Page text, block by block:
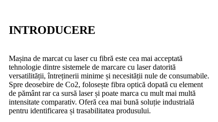
INTRODUCERE
Mașina de marcat cu laser cu fibră este cea mai acceptată
tehnologie dintre sistemele de marcare cu laser datorită
versatilității, întreținerii minime și necesității nule de consumabile.
Spre deosebire de Co2, folosește fibra optică dopată cu element
de pământ rar ca sursă laser și poate marca cu mult mai multă
intensitate comparativ. Oferă cea mai bună soluție industrială
pentru identificarea și trasabilitatea produsului.